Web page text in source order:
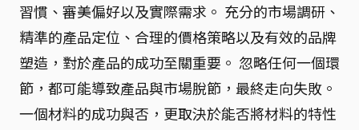
習慣、審美偏好以及實際需求。 充分的市場調研、
精準的產品定位、合理的價格策略以及有效的品牌
塑造，對於產品的成功至關重要。 忽略任何一個環
節，都可能導致產品與市場脫節，最終走向失敗。
一個材料的成功與否，更取決於能否將材料的特性